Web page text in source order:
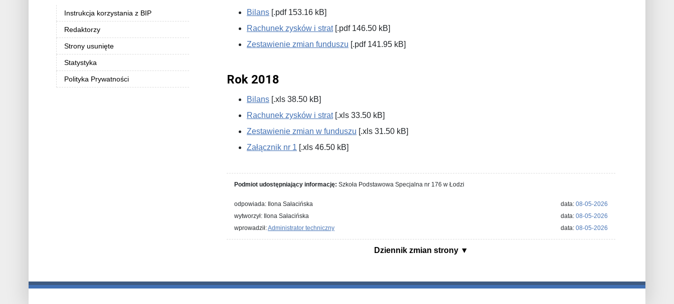
Instrukcja korzystania z BIP
Redaktorzy
Strony usunięte
Statystyka
Polityka Prywatności
Bilans [.pdf 153.16 kB]
Rachunek zysków i strat[.pdf 146.50 kB]
Zestawienie zmian funduszu [.pdf 141.95 kB]
Rok 2018
Bilans [.xls 38.50 kB]
Rachunek zysków i strat[.xls 33.50 kB]
Zestawienie zmian w funduszu [.xls 31.50 kB]
Załącznik nr 1 [.xls 46.50 kB]
Podmiot udostępniający informację: Szkoła Podstawowa Specjalna nr 176 w Łodzi
odpowiada: Ilona Sałacińska data: 08-05-2026
wytworzył: Ilona Sałacińska
data: 08-05-2026
wprowadził:Administrator techniczny data: 08-05-2026
Dziennik zmian strony